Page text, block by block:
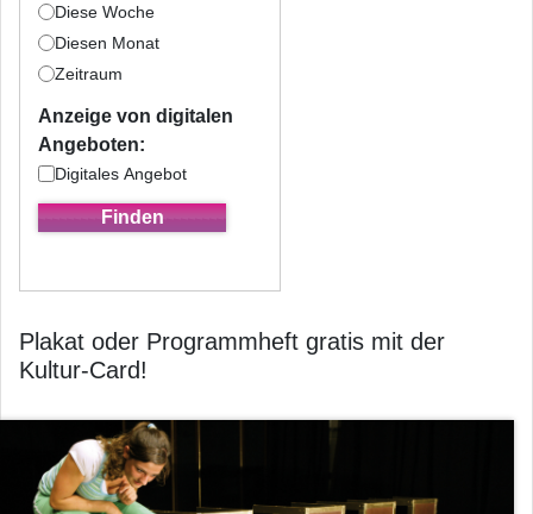
Diese Woche
Diesen Monat
Zeitraum
Anzeige von digitalen
Angeboten:
Digitales Angebot
Plakat oder Programmheft gratis mit der
Kultur-Card!